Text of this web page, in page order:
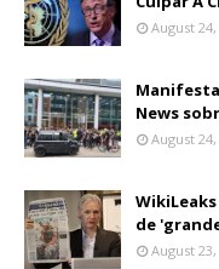
August 24,
News
August 24,
de
August 23,